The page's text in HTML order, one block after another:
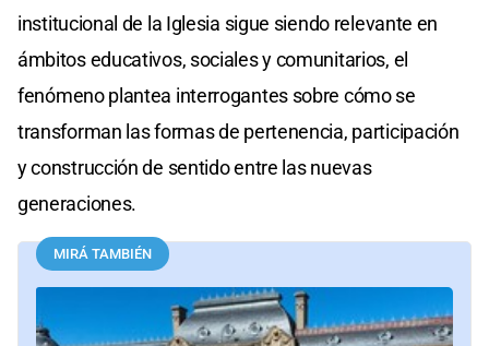
institucional de la Iglesia sigue siendo relevante en
ámbitos educativos, sociales y comunitarios, el
fenómeno plantea interrogantes sobre cómo se
transforman las formas de pertenencia, participación
y construcción de sentido entre las nuevas
generaciones.
MIRÁ TAMBIÉN